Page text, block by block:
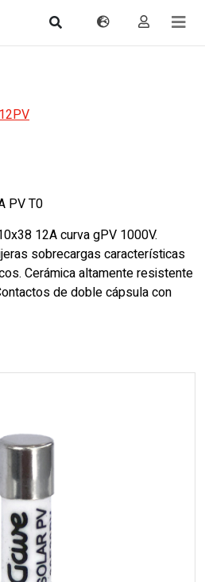
PV T0
12A curva gPV 1000V.
sobrecargas características
Cerámica altamente resistente
de doble cápsula con